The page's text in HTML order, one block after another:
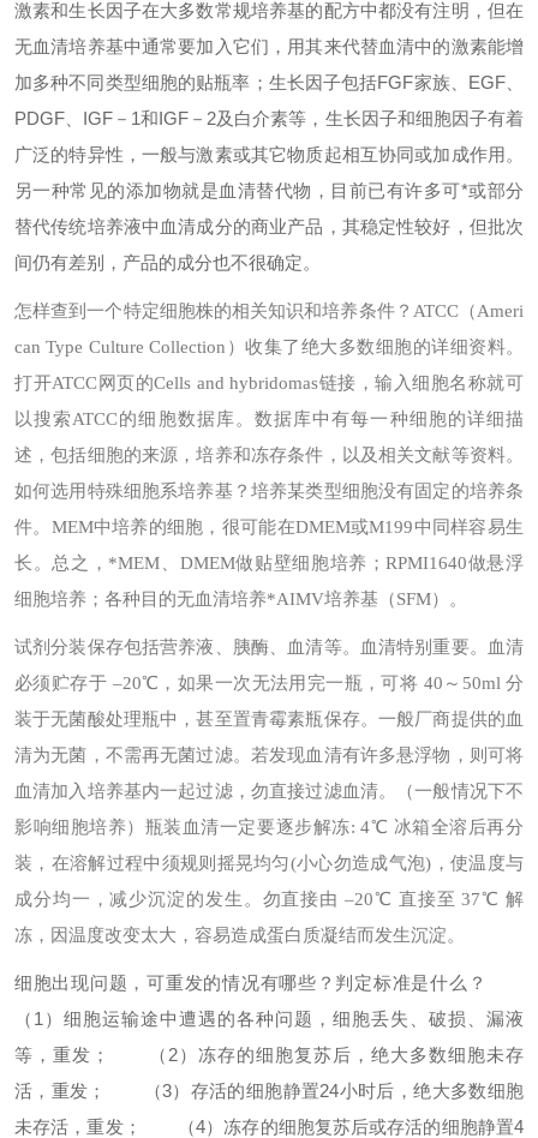
激素和生长因子在大多数常规培养基的配方中都没有注明，但在
无血清培养基中通常要加入它们，用其来代替血清中的激素能增
加多种不同类型细胞的贴瓶率；生长因子包括FGF家族、EGF、
PDGF、IGF－1和IGF－2及白介素等，生长因子和细胞因子有着
广泛的特异性，一般与激素或其它物质起相互协同或加成作用。
另一种常见的添加物就是血清替代物，目前已有许多可*或部分
替代传统培养液中血清成分的商业产品，其稳定性较好，但批次
间仍有差别，产品的成分也不很确定。
怎样查到一个特定细胞株的相关知识和培养条件？ ATCC（Ameri
can Type Culture Collection）收集了绝大多数细胞的详细资料。
打开ATCC网页的Cells and hybridomas链接，输入细胞名称就可
以搜索ATCC的细胞数据库。数据库中有每一种细胞的详细描
述，包括细胞的来源，培养和冻存条件，以及相关文献等资料。
如何选用特殊细胞系培养基？ 培养某类型细胞没有固定的培养条
件。MEM中培养的细胞，很可能在DMEM或M199中同样容易生
长。总之，*MEM、DMEM做贴壁细胞培养；RPMI1640做悬浮
细胞培养；各种目的无血清培养*AIMV培养基（SFM）。
试剂分装保存包括营养液、胰酶、血清等。
血清特别重要。血清
必须贮存于 –20℃，如果一次无法用完一瓶，可将 40～50ml 分
装于无菌酸处理瓶中，甚至置青霉素瓶保存。一般厂商提供的血
清为无菌，不需再无菌过滤。若发现血清有许多悬浮物，则可将
血清加入培养基内一起过滤，勿直接过滤血清。（一般情况下不
影响细胞培养） 瓶装血清一定要逐步解冻: 4℃ 冰箱全溶后再分
装，在溶解过程中须规则摇晃均匀(小心勿造成气泡)，使温度与
成分均一，减少沉淀的发生。勿直接由 –20℃ 直接至 37℃ 解
冻，因温度改变太大，容易造成蛋白质凝结而发生沉淀。
细胞出现问题，可重发的情况有哪些？判定标准是什么？
（1）细胞运输途中遭遇的各种问题，细胞丢失、破损、漏液
等，重发；
（2）冻存的细胞复苏后，绝大多数细胞未存
活，重发；
（3）存活的细胞静置24小时后，绝大多数细胞
未存活，重发；
（4）冻存的细胞复苏后或存活的细胞静置4